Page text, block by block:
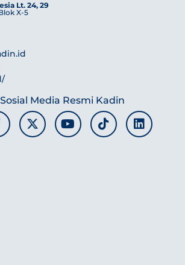
Lt. 24, 29
X-5
Media Resmi Kadin